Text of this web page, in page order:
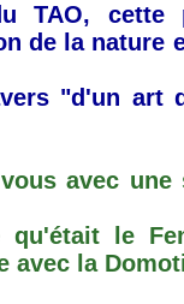
TAO, cette
de la nature
"d'un art
avec
qu'était le
avec la